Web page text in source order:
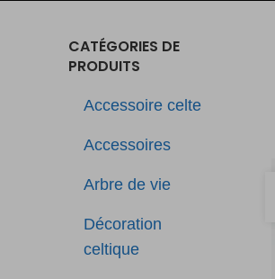
CATÉGORIES DE
PRODUITS
Accessoire celte
Accessoires
Arbre de vie
Décoration
celtique